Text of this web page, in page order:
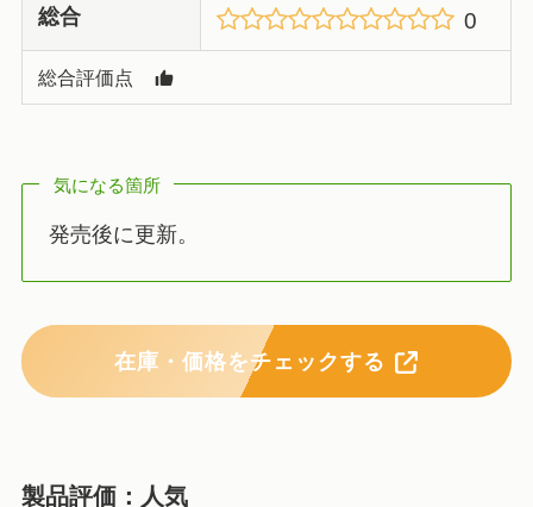
総合 0
総合評価点
気になる箇所
発売後に更新。
在庫・価格をチェックする
製品評価：人気